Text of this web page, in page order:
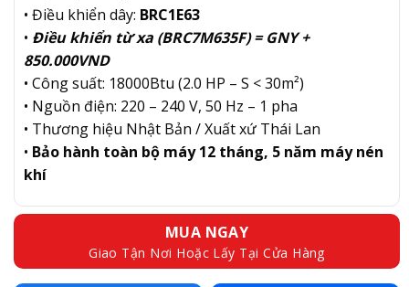
• Điều khiển dây: BRC1E63
• Điều khiển từ xa (BRC7M635F) = GNY +
850.000VND
• Công suất: 18000Btu (2.0 HP – S < 30m²)
• Nguồn điện: 220 – 240 V, 50 Hz – 1 pha
• Thương hiệu Nhật Bản / Xuất xứ Thái Lan
• Bảo hành toàn bộ máy 12 tháng, 5 năm máy nén
khí
MUA NGAY
Giao Tận Nơi Hoặc Lấy Tại Cửa Hàng